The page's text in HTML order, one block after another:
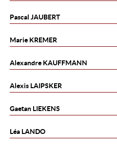
Pascal JAUBERT
Marie KREMER
Alexandre KAUFFMANN
Alexis LAIPSKER
Gaetan LIEKENS
Léa LANDO